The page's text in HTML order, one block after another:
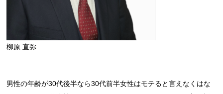
柳原 直弥
男性の年齢が30代後半なら30代前半女性はモテると言えなくはな